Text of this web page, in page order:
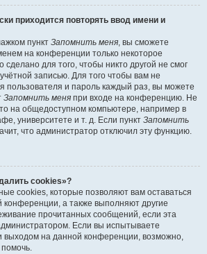
приходится повторять ввод имени и
пункт Запомнить меня, вы сможете
на конференции только некоторое
сделано для того, чтобы никто другой не смог
записью. Для того чтобы вам не
пользователя и пароль каждый раз, вы можете
Запомнить меня при входе на конференцию. Не
на общедоступном компьютере, например в
университете и т. д. Если пункт Запомнить
что администратор отключил эту функцию.
cookies»?
cookies, которые позволяют вам оставаться
конференции, а также выполняют другие
прочитанных сообщений, если эта
Если вы испытываете
выходом на данной конференции, возможно,